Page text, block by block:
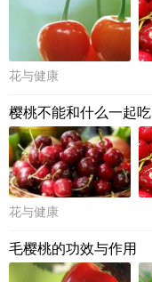
花与健康
樱桃不能和什么一起吃
花与健康
毛樱桃的功效与作用